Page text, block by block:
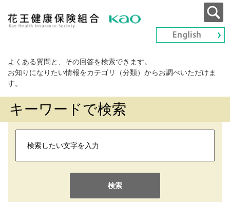
よくある質問と、その回答を検索できます。
お知りになりたい情報をカテゴリ（分類）からお調べいただけま
す。
キーワードで検索
検索